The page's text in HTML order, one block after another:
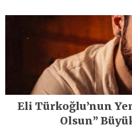
Eli Türkoğlu’nun
Olsun”